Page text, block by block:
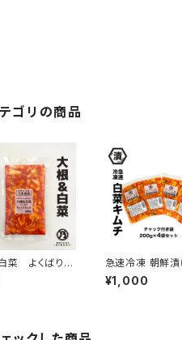
ゴリの商品
菜 よくばりミ
チ
急速冷凍 朝鮮漬
菜キムチ）
セット
¥1,000